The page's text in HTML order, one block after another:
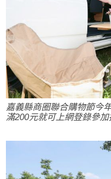
嘉義縣商圈聯合購物節今
滿200元就可上網登錄參